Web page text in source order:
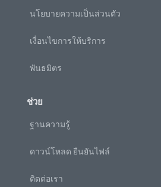
นโยบายความเป็นส่วนตัว
เงื่อนไขการให้บริการ
พันธมิตร
ช่วย
ฐานความรู้
ดาวน์โหลด ยืนยันไฟล์
ติดต่อเรา